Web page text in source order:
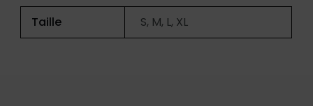
Taille S, M, L, XL